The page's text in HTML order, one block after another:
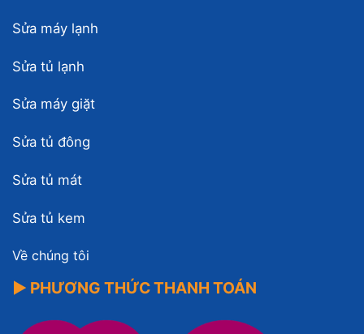
Sửa máy lạnh
Sửa tủ lạnh
Sửa máy giặt
Sửa tủ đông
Sửa tủ mát
Sửa tủ kem
Về chúng tôi
▶ PHƯƠNG THỨC THANH TOÁN